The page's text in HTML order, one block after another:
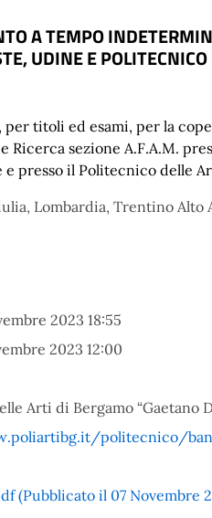
A TEMPO
UDINE E
per titoli ed esami, per la
Ricerca sezione A.F.A.M.
e presso il Politecnico delle
Lombardia, Trentino Alto
2023 18:55
2023 12:00
Arti di Bergamo “Gaetano
politecnico/
(Pubblicato il 07 Novembre